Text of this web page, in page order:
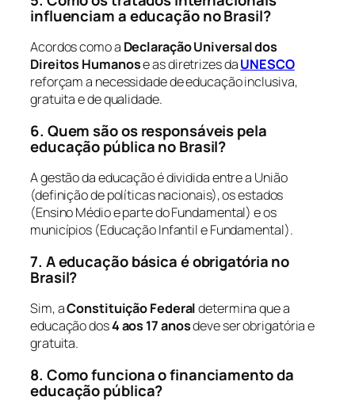
influenciam a educação no Brasil?
Acordos como a Declaração Universal dos
Direitos Humanose as diretrizes daUNESCO
reforçam a necessidade de educação inclusiva,
gratuita e de qualidade.
6. Quem são os responsáveis pela
educação pública no Brasil?
A gestão da educação é dividida entre a União
(definição de políticas nacionais), os estados
(Ensino Médio e parte do Fundamental) e os
municípios (Educação Infantil e Fundamental).
7. A educação básica é obrigatória no
Brasil?
Sim, aConstituição Federaldetermina que a
educação dos4 aos 17 anosdeve ser obrigatória e
gratuita.
8. Como funciona o financiamento da
educação pública?